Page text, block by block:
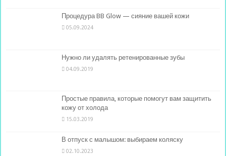
Процедура BB Glow — сияние вашей кожи
05.09.2024
Нужно ли удалять ретенированные зубы
04.09.2019
Простые правила, которые помогут вам защитить
кожу от холода
15.03.2019
В отпуск с малышом: выбираем коляску
02.10.2023